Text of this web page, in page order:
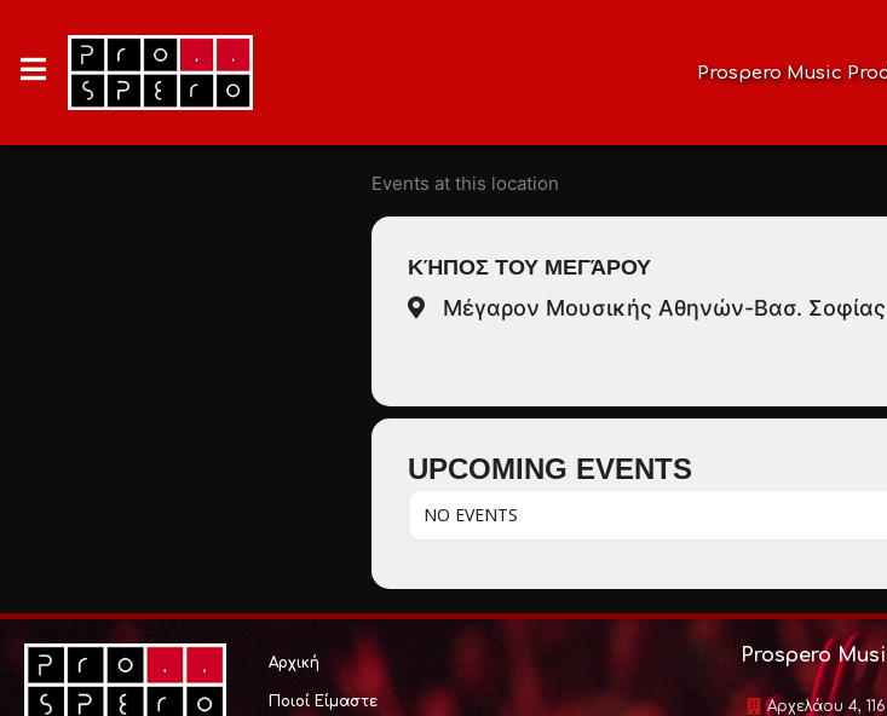
Prospero Music
Events at this location
ΚΉΠΟΣ ΤΟΥ ΜΕΓΆΡΟΥ
Μέγαρον Μουσικής Αθηνών-Βασ.
UPCOMING EVENTS
NO EVENTS
Αρχική
Ποιοί Είμαστε
Prospero
Αρχελάου 4,